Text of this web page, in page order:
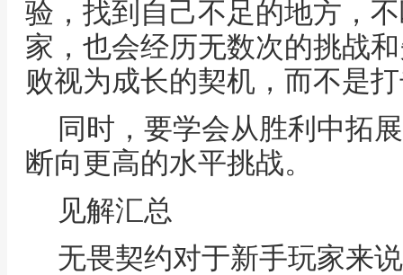
验，找到自己不足的地方，
家，也会经历无数次的挑战
败视为成长的契机，而不是
同时，要学会从胜利中拓
断向更高的水平挑战。
见解汇总
无畏契约对于新手玩家来